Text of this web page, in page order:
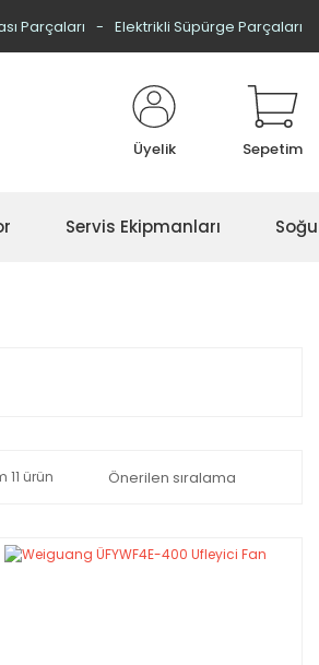
Parçaları Elektrikli Süpürge Parçaları
Üyelik Sepetim
Servis Ekipmanları
11 ürün